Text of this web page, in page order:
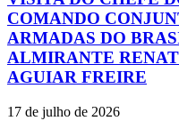
COMANDO
ARMADAS DO
ALMIRANTE
AGUIAR FREIRE
17 de julho de 2026